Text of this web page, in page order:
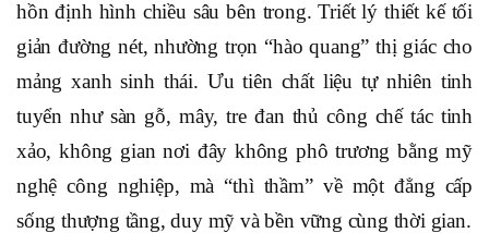
hồn định hình chiều sâu bên trong. Triết lý thiết kế tối
giản đường nét, nhường trọn “hào quang” thị giác cho
mảng xanh sinh thái. Ưu tiên chất liệu tự nhiên tinh
tuyển như sàn gỗ, mây, tre đan thủ công chế tác tinh
xảo, không gian nơi đây không phô trương bằng mỹ
nghệ công nghiệp, mà “thì thầm”về một đẳng cấp
sống thượng tầng, duy mỹ và bền vững cùng thời gian.